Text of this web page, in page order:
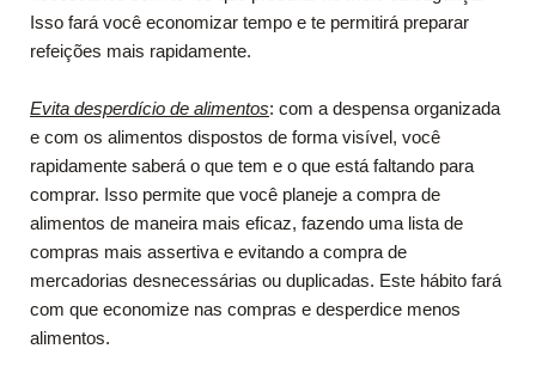
Isso fará você economizar tempo e te permitirá preparar
refeições mais rapidamente.
Evita desperdício de alimentos: com a despensa organizada
e com os alimentos dispostos de forma visível, você
rapidamente saberá o que tem e o que está faltando para
comprar. Isso permite que você planeje a compra de
alimentos de maneira mais eficaz, fazendo uma lista de
compras mais assertiva e evitando a compra de
mercadorias desnecessárias ou duplicadas. Este hábito fará
com que economize nas compras e desperdice menos
alimentos.